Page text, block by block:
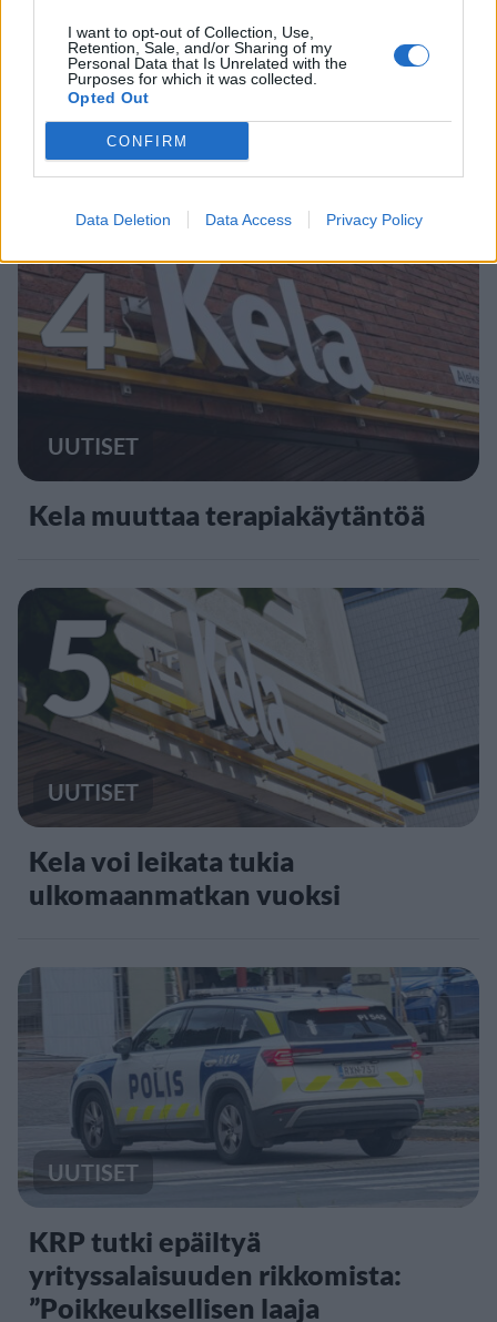
I want to opt-out of Collection, Use,
Retention, Sale, and/or Sharing of my
Personal Data that Is Unrelated with the
Purposes for which it was collected.
Opted Out
CONFIRM
Data Deletion Data Access Privacy Policy
MATKAILU
Finnairin lennoista osan lentää
jatkossa toinen lentoyhtiö –
matkustajille tärkeä rajoitus
4
UUTISET
Kela muuttaa terapiakäytäntöä
5
UUTISET
Kela voi leikata tukia
ulkomaanmatkan vuoksi
UUTISET
KRP tutki epäiltyä
yrityssalaisuuden rikkomista:
”Poikkeuksellisen laaja